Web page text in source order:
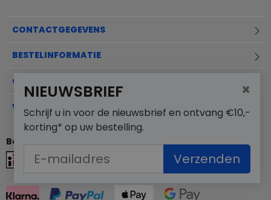
CONTACTGEGEVENS
BESTELINFORMATIE
OVER MERKSCHOENENSTUNTER.NL
VEELGESTELDE VRAGEN
Betaalmogelijkheden
×
NIEUWSBRIEF
Schrijf u in voor de nieuwsbrief en ontvang €10,-
korting* op uw bestelling.
Verzenden